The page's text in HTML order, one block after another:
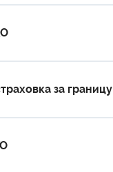
за границу